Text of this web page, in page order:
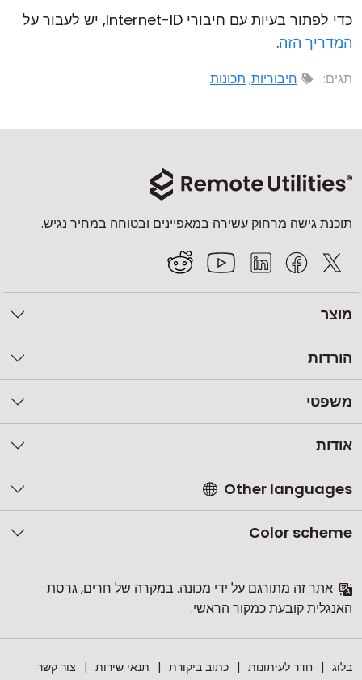
כדי לפתור בעיות עם חיבורי Internet-ID, יש לעבור על
המדריך הזה.
תגים: חיבוריות, תכונות
תוכנת גישה מרחוק עשירה במאפיינים ובטוחה במחיר נגיש.
מוצר
הורדות
משפטי
אודות
Other languages
Color scheme
אתר זה מתורגם על ידי מכונה. במקרה של חרים, גרסת
האנגלית קובעת כמקור הראשי.
בלוג חדר לעיתונות כתוב ביקורת תנאי שירות צור קשר